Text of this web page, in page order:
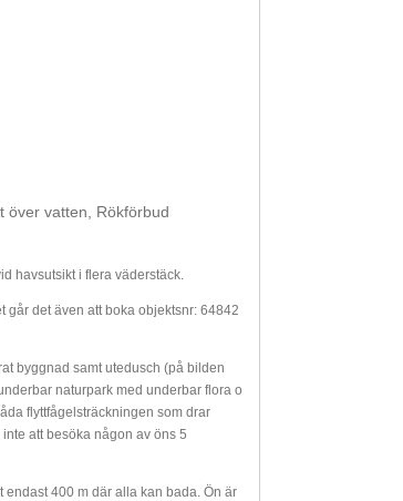
över vatten, Rökförbud
havsutsikt i flera väderstäck.
går det även att boka objektsnr: 64842
byggnad samt utedusch (på bilden
naturpark med underbar flora o
flyttfågelsträckningen som drar
att besöka någon av öns 5
400 m där alla kan bada. Ön är